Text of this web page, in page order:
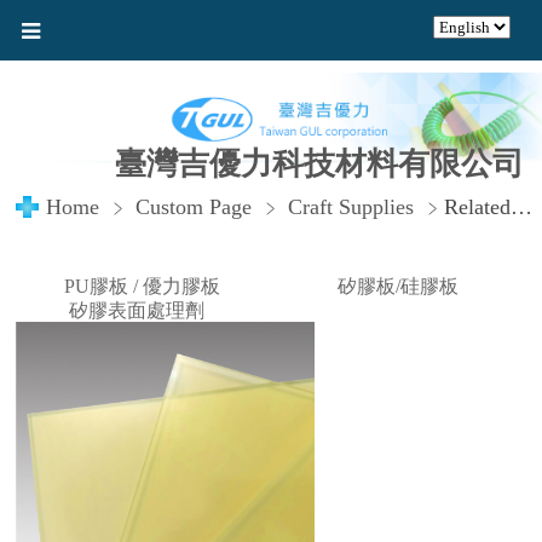
臺灣吉優力科技材料有限公司
Home Custom Page Craft Supplies Related Products (Click to view)
PU膠板 / 優力膠板
矽膠板/硅膠板
矽膠表面處理劑